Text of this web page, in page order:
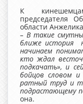
К
председателя
области
– В такие
ближе история
начинаем
кто ждал
подкачать», и
бойцов словом
ратный труд и
подрастающему
она.